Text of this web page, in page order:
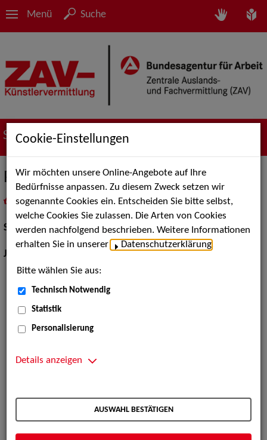
Menü Suche
Suche nach Künstler*innen
Philipp Quest
als PDF speichern
inMeine Merklistelegen
Schauspiel:Bühne
Jahrgang:
Cookie-Einstellungen
Wir möchten unsere Online-Angebote auf Ihre
Bedürfnisse anpassen. Zu diesem Zweck setzen wir
sogenannte Cookies ein. Entscheiden Sie bitte selbst,
welche Cookies Sie zulassen. Die Arten von Cookies
werden nachfolgend beschrieben. Weitere Informationen
erhalten Sie in unserer
Datenschutzerklärung
Bitte wählen Sie aus:
Technisch Notwendig
Statistik
Personalisierung
Details anzeigen
AUSWAHL BESTÄTIGEN